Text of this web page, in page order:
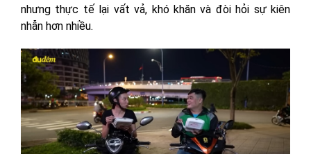
nhưng thực tế lại vất vả, khó khăn và đòi hỏi sự kiên
nhẫn hơn nhiều.